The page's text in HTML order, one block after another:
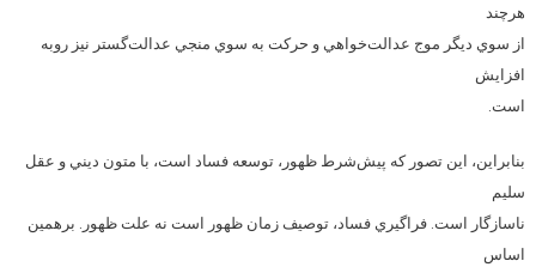
هرچند
از سوي ديگر موج عدالت‌خواهي و حركت به سوي منجي عدالت‌گستر نيز روبه
افزايش
است.
بنابراين، اين‌ تصور كه پيش‌شرط ظهور، توسعه فساد است، با متون ديني و عقل
سليم
ناسازگار است. فراگيري فساد، توصيف زمان ظهور است نه علت ظهور. برهمين
اساس